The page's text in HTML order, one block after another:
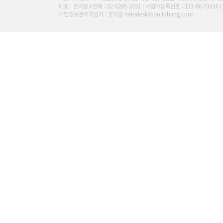
대표 : 조익증 l 전화 : 02-6265-2031 l 사업자등록번호 : 113-86-71616
개인정보관리책임자 : 조익증 helpdesk@pullbbang.com